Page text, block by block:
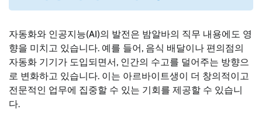
자동화와 인공지능(AI)의 발전은 밤알바의 직무 내용에도 영
향을 미치고 있습니다. 예를 들어, 음식 배달이나 편의점의
자동화 기기가 도입되면서, 인간의 수고를 덜어주는 방향으
로 변화하고 있습니다. 이는 아르바이트생이 더 창의적이고
전문적인 업무에 집중할 수 있는 기회를 제공할 수 있습니
다.